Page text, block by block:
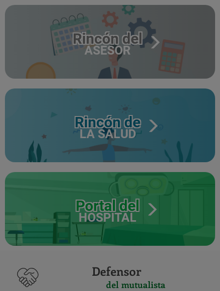
Rincón del
ASESOR
Rincón de
LA SALUD
Portal del
HOSPITAL
Defensor
del mutualista